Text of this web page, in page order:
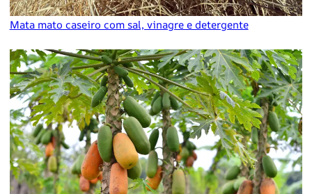
Mata mato caseiro com sal, vinagre e detergente